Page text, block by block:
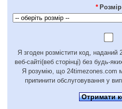
* Розмір
Я згоден розмістити код,
веб-сайті(веб сторінці) без будь-
Я розумію, що 24timezones.com
припинити обслуговування у
Отримати